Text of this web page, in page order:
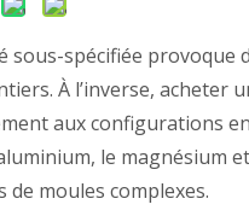
spécifiée provoque
À l’inverse, acheter
aux configurations
le magnésium
moules complexes.